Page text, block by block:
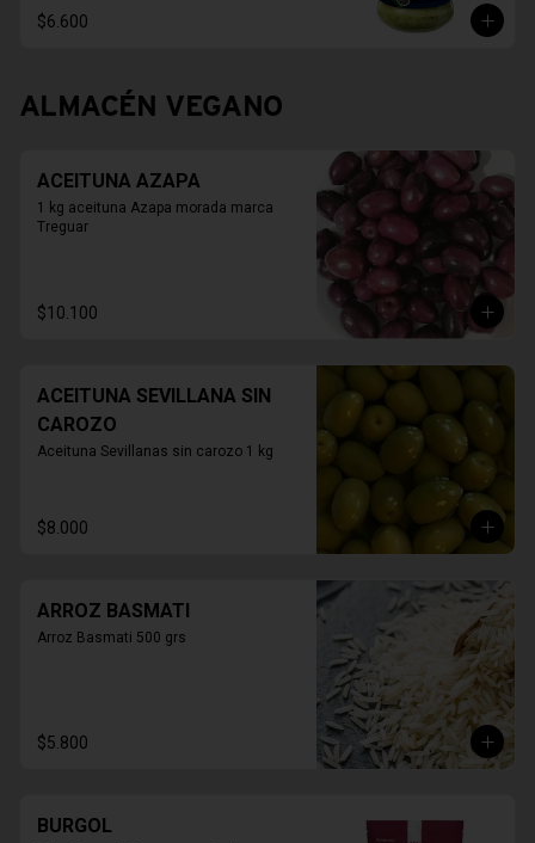
$6.600
ALMACÉN VEGANO
ACEITUNA AZAPA
1 kg aceituna Azapa morada marca
Treguar
$10.100
ACEITUNA SEVILLANA SIN
CAROZO
Aceituna Sevillanas sin carozo 1 kg
$8.000
ARROZ BASMATI
Arroz Basmati 500 grs
$5.800
BURGOL